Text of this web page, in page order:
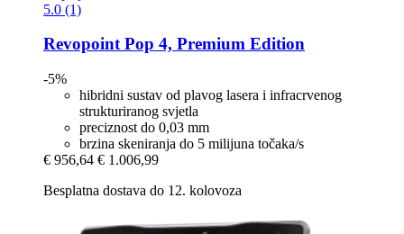
5.0 (1)
RevopointPop 4, Premium Edition
-5%
hibridni sustav od plavog lasera i infracrvenog
strukturiranog svjetla
preciznost do 0,03 mm
brzina skeniranja do 5 milijuna točaka/s
€ 956,64 € 1.006,99
Besplatna dostava do 12. kolovoza